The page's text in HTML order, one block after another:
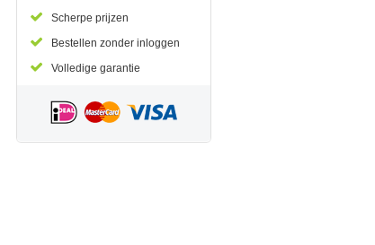
Scherpe prijzen
Bestellen zonder inloggen
Volledige garantie